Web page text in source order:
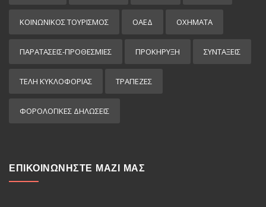
ΚΟΙΝΩΝΙΚΟΣ ΤΟΥΡΙΣΜΟΣ ΟΑΕΔ ΟΧΗΜΑΤΑ
ΠΑΡΑΤΑΣΕΙΣ-ΠΡΟΘΕΣΜΙΕΣ ΠΡΟΚΉΡΥΞΗ ΣΥΝΤΑΞΕΙΣ
ΤΕΛΗ ΚΥΚΛΟΦΟΡΙΑΣ ΤΡΑΠΕΖΕΣ
ΦΟΡΟΛΟΓΙΚΕΣ ΔΗΛΩΣΕΙΣ
ΕΠΙΚΟΙΝΩΝΗΣΤΕ ΜΑΖΙ ΜΑΣ